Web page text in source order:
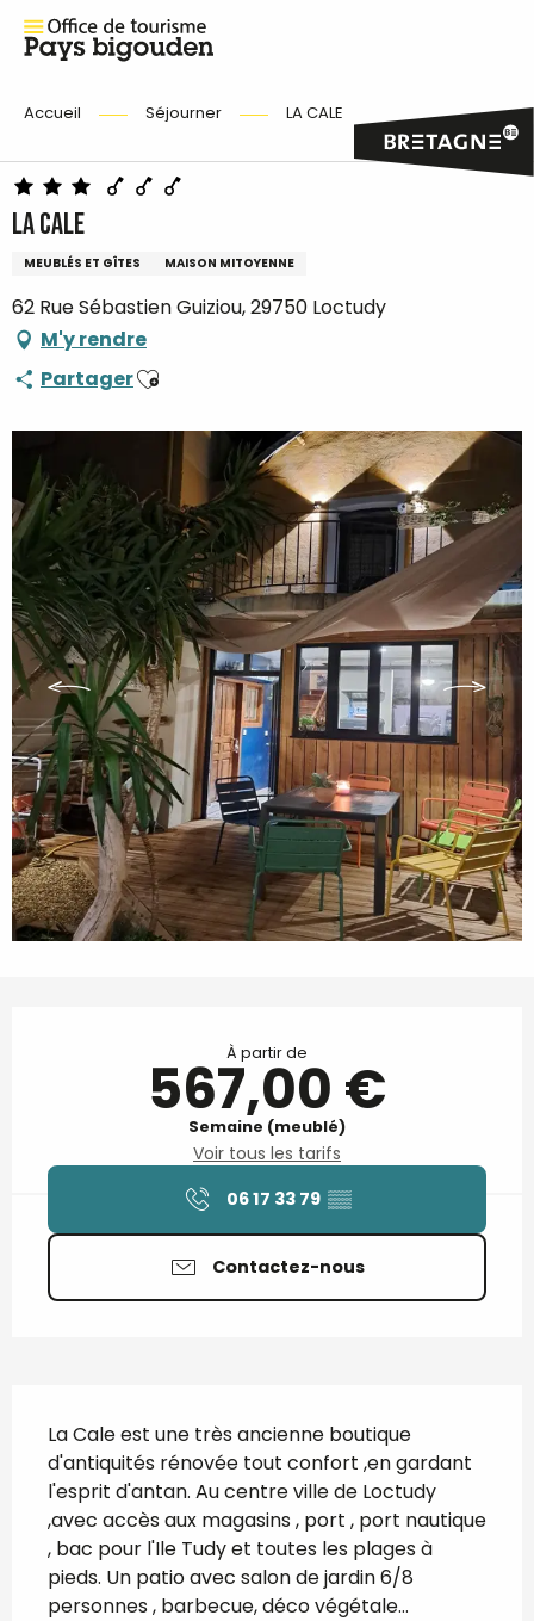
Accueil Séjourner LA CALE
LA CALE
MEUBLÉS ET GÎTES MAISON MITOYENNE
62 Rue Sébastien Guiziou, 29750 Loctudy
M'y rendre
PartagerAjouter aux favoris
À partir de
567,00 €
Semaine (meublé)
Voir tous les tarifs
06 17 33 79 ▒▒
Contactez-nous
La Cale est une très ancienne boutique
d'antiquités rénovée tout confort ,en gardant
l'esprit d'antan. Au centre ville de Loctudy
,avec accès aux magasins , port , port nautique
, bac pour l'Ile Tudy et toutes les plages à
pieds. Un patio avec salon de jardin 6/8
personnes , barbecue, déco végétale...